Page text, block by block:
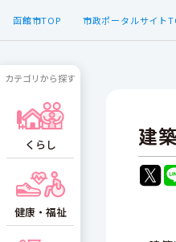
函館市TOP 市政ポータルサイト
建
カテゴリから探す
くらし
健康・福祉